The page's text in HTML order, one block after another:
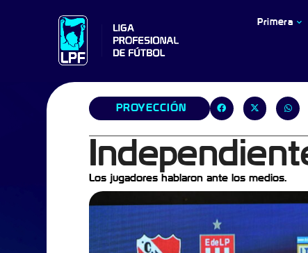
Primera
PROYECCIÓN
Los jugadores hablaron ante los medios.